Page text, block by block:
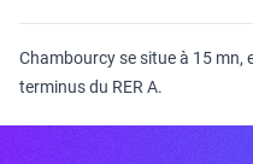
Chambourcy se situe à 15 mn,
terminus du RER A.